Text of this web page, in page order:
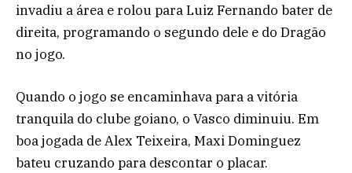
invadiu a área e rolou para Luiz Fernando bater de
direita, programando o segundo dele e do Dragão
no jogo.
Quando o jogo se encaminhava para a vitória
tranquila do clube goiano, o Vasco diminuiu. Em
boa jogada de Alex Teixeira, Maxi Dominguez
bateu cruzando para descontar o placar.